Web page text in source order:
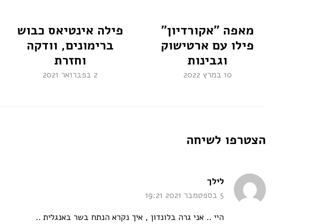
מאפה "אקורדיון"
פילו עם ארטישוק
וגבינות
10 במרץ 2022
פילה אינטיאס כבוש
ברימונים, וודקה
וחזרת
2 בפברואר 2021
הצטרפו לשיחה
לילך
5 בספטמבר 2021 19:21
היי .. אני גרה בלונדון , איך נקרא הנתח בשר באנגלית ..